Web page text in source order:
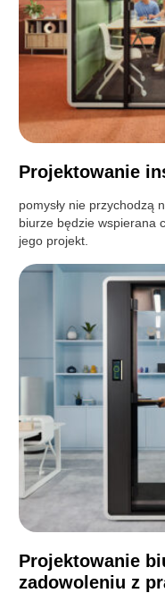
Projektowanie
pomysły nie przychodzą
biurze będzie wspierana
jego projekt.
Projektowanie
zadowoleniu z